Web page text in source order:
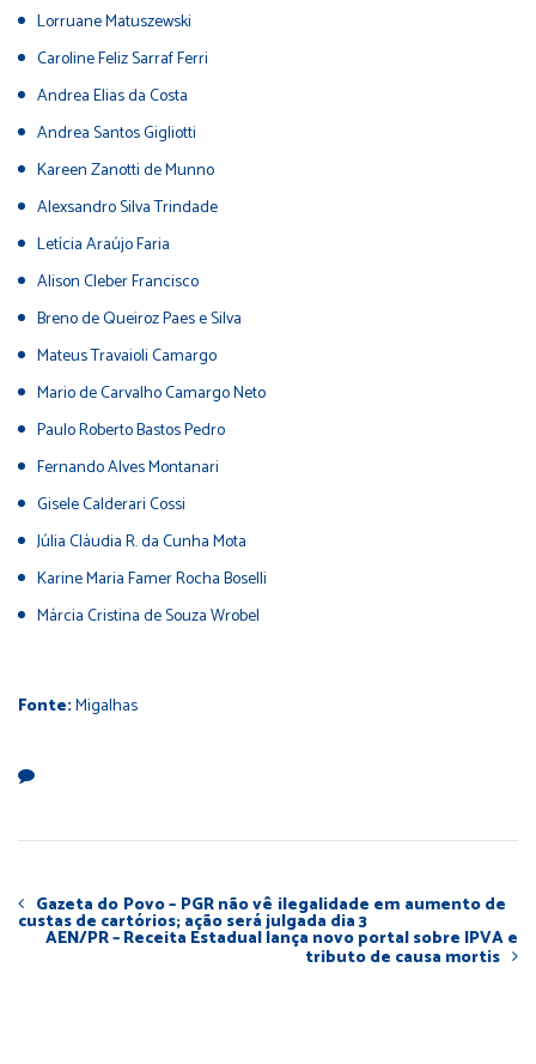
Lorruane Matuszewski
Caroline Feliz Sarraf Ferri
Andrea Elias da Costa
Andrea Santos Gigliotti
Kareen Zanotti de Munno
Alexsandro Silva Trindade
Letícia Araújo Faria
Alison Cleber Francisco
Breno de Queiroz Paes e Silva
Mateus Travaioli Camargo
Mario de Carvalho Camargo Neto
Paulo Roberto Bastos Pedro
Fernando Alves Montanari
Gisele Calderari Cossi
Júlia Cláudia R. da Cunha Mota
Karine Maria Famer Rocha Boselli
Márcia Cristina de Souza Wrobel
Fonte:Migalhas
Gazeta do Povo – PGR não vê ilegalidade em aumento de
custas de cartórios; ação será julgada dia 3
AEN/PR – Receita Estadual lança novo portal sobre IPVA e
tributo de causa mortis